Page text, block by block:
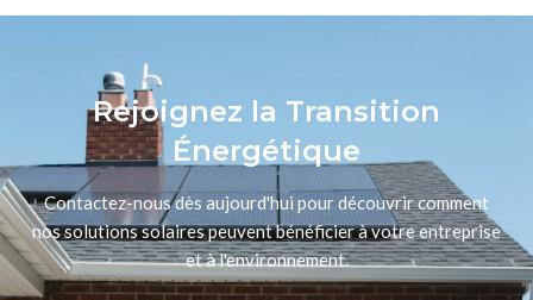
Rejoignez la Transition
Énergétique
Contactez-nous dès aujourd'hui pour découvrir comment
nos solutions solaires peuvent bénéficier à votre entreprise
et à l'environnement.